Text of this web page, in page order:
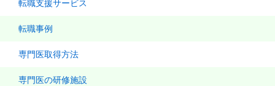
転職支援サービス
転職事例
専門医取得方法
専門医の研修施設